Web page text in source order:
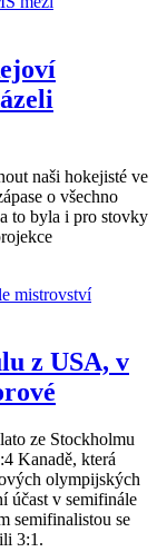
naši hokejisté ve
o všechno
to byla i pro stovky
z USA, v
ze Stockholmu
Kanadě, která
olympijských
účast v semifinále
semifinalistou se
3:1.